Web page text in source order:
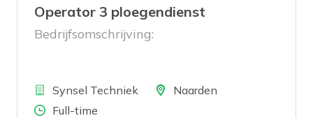
Operator 3 ploegendienst
Bedrijfsomschrijving:
BedrijfSynsel Techniek LocatieNaarden
Aantal uren
Full-time